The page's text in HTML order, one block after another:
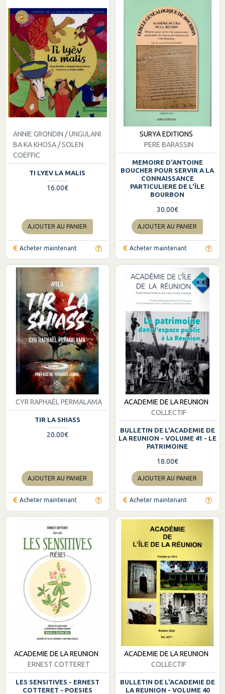
ANNIE GRONDIN / UNGULANI
BA KA KHOSA / SOLEN
COËFFIC
TI LYEV LA MALIS
16.00€
AJOUTER AU PANIER
Acheter maintenant
SURYA EDITIONS
PERE BARASSIN
MEMOIRE D'ANTOINE
BOUCHER POUR SERVIR A LA
CONNAISSANCE
PARTICULIERE DE L'ÎLE
BOURBON
30.00€
AJOUTER AU PANIER
Acheter maintenant
CYR RAPHAËL PERMALAMA
TIR LA SHIASS
20.00€
AJOUTER AU PANIER
Acheter maintenant
ACADEMIE DE LA REUNION
COLLECTIF
BULLETIN DE L'ACADEMIE DE
LA REUNION - VOLUME 41 - LE
PATRIMOINE
18.00€
AJOUTER AU PANIER
Acheter maintenant
ACADEMIE DE LA REUNION
ERNEST COTTERET
LES SENSITIVES - ERNEST
COTTERET - POESIES
ACADEMIE DE LA REUNION
COLLECTIF
BULLETIN DE L'ACADEMIE DE
LA REUNION - VOLUME 40